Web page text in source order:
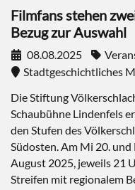
Filmfans stehen
Bezug zur Auswahl
08.08.2025
Stadtgeschichtliches
Die Stiftung
Schaubühne Lindenfels
den Stufen des
Südosten. Am Mi 20.
August 2025, jeweils 21
Streifen mit regionalem